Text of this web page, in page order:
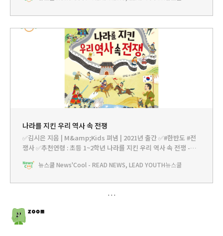
나라를 지킨 우리 역사 속 전쟁
✅김시은 지음 | M&amp;Kids 펴냄 | 2021년 출간 ✅#한반도 #전
쟁사 ✅추천연령 : 초등 1~2학년 나라를 지킨 우리 역사 속 전쟁 -
혜와 평화의 소중함을 배워요! 한반도의 역사가 어떻게 흘러왔는지
뉴스쿨 News'Cool - READ NEWS, LEAD YOUTH뉴스쿨